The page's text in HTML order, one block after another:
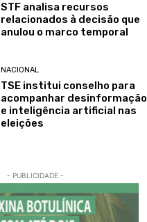
STF analisa recursos
relacionados à decisão que
anulou o marco temporal
NACIONAL
TSE institui conselho para
acompanhar desinformação
e inteligência artificial nas
eleições
- PUBLICIDADE -